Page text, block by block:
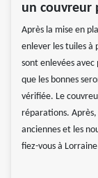
un couvreur
Après la mise en
enlever les tuiles à
sont enlevées
que les bonnes
vérifiée. Le
réparations.
anciennes et les
fiez-vous à